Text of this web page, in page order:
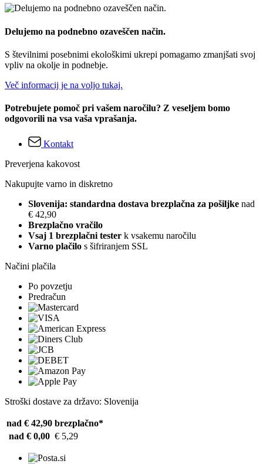
Delujemo na podnebno ozaveščen način.
S številnimi posebnimi ekološkimi ukrepi pomagamo zmanjšati svoj
vpliv na okolje in podnebje.
Več informacij je na voljo tukaj.
Potrebujete pomoč pri vašem naročilu? Z veseljem bomo
odgovorili na vsa vaša vprašanja.
Kontakt
Preverjena kakovost
Nakupujte varno in diskretno
Slovenija: standardna dostava brezplačna za pošiljke nad
€ 42,90
Brezplačno vračilo
Vsaj 1 brezplačni tester k vsakemu naročilu
Varno plačilo s šifriranjem SSL
Načini plačila
Po povzetju
Predračun
Stroški dostave za državo: Slovenija
nad € 42,90 brezplačno*
nad € 0,00 € 5,29